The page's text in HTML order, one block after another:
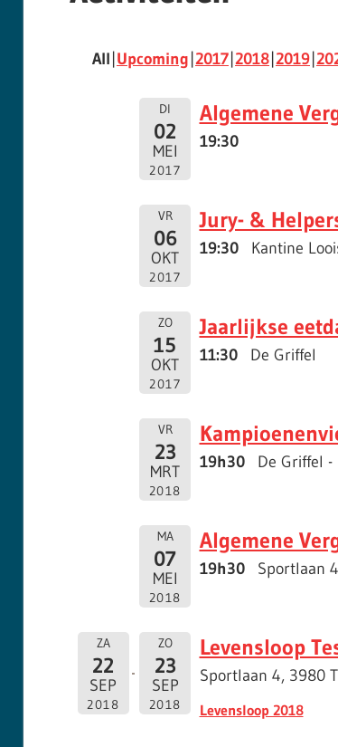
All Upcoming 2017 2018 2019
DI
02
MEI
2017
Algemene
19:30
VR
06
OKT
2017
Jury- &
19:30 Kantine
ZO
15
OKT
2017
Jaarlijkse
11:30 De Griffel
VR
23
MRT
2018
19h30 De Griffel
MA
07
MEI
2018
Algemene
19h30 Sportlaan
ZA
22
SEP
2018
ZO
23
SEP
2018
Levensloop
Sportlaan 4, 3980
Levensloop 2018